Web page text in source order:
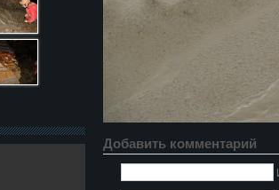
Добавить комментарий